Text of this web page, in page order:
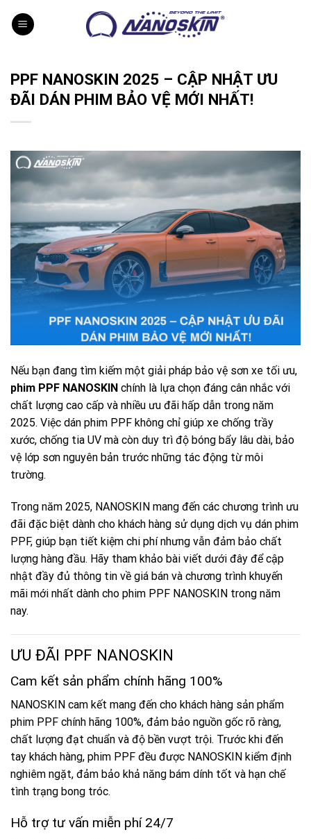
PPF NANOSKIN 2025 – CẬP NHẬT ƯU
ĐÃI DÁN PHIM BẢO VỆ MỚI NHẤT!
Nếu bạn đang tìm kiếm một giải pháp bảo vệ sơn xe tối ưu,
phim PPF NANOSKIN chính là lựa chọn đáng cân nhắc với
chất lượng cao cấp và nhiều ưu đãi hấp dẫn trong năm
2025. Việc dán phim PPF không chỉ giúp xe chống trầy
xước, chống tia UV mà còn duy trì độ bóng bẩy lâu dài, bảo
vệ lớp sơn nguyên bản trước những tác động từ môi
trường.
Trong năm 2025, NANOSKIN mang đến các chương trình ưu
đãi đặc biệt dành cho khách hàng sử dụng dịch vụ dán phim
PPF, giúp bạn tiết kiệm chi phí nhưng vẫn đảm bảo chất
lượng hàng đầu. Hãy tham khảo bài viết dưới đây để cập
nhật đầy đủ thông tin về giá bán và chương trình khuyến
mãi mới nhất dành cho phim PPF NANOSKIN trong năm
nay.
ƯU ĐÃI PPF NANOSKIN
Cam kết sản phẩm chính hãng 100%
NANOSKIN cam kết mang đến cho khách hàng sản phẩm
phim PPF chính hãng 100%, đảm bảo nguồn gốc rõ ràng,
chất lượng đạt chuẩn và độ bền vượt trội. Trước khi đến
tay khách hàng, phim PPF đều được NANOSKIN kiểm định
nghiêm ngặt, đảm bảo khả năng bám dính tốt và hạn chế
tình trạng bong tróc.
Hỗ trợ tư vấn miễn phí 24/7